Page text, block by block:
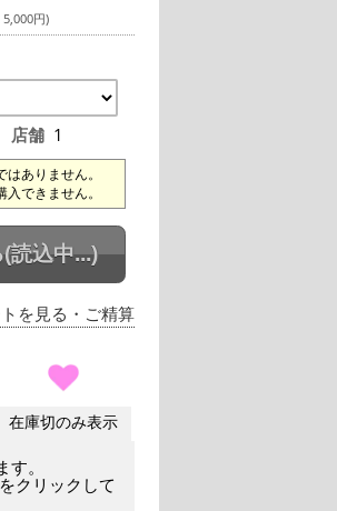
5,000円)
店舗 1
ありません。
できません。
(読込中...)
を見る ・ご精算
在庫切のみ表示
。
をクリックして